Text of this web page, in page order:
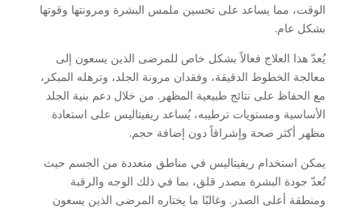
الوقت، مما يساعد على تحسين ملمس البشرة ومرونتها وقوتها
بشكل عام.
يُعدّ هذا العلاج فعالاً بشكل خاص للمرضى الذين يسعون إلى
معالجة الخطوط الدقيقة، وفقدان مرونة الجلد، وترهله المبكر،
مع الحفاظ على نتائج طبيعية المظهر. من خلال دعم بنية الجلد
الأساسية ومستويات ترطيبه، يُساعد ريفيتاليس على استعادة
مظهر أكثر صحة وإشراقاً دون إضافة حجم.
يمكن استخدام ريفيتاليس في مناطق متعددة من الجسم حيث
تُعدّ جودة البشرة مصدر قلق، بما في ذلك الوجه والرقبة
ومنطقة أعلى الصدر. وغالبًا ما يختاره المرضى الذين يسعون